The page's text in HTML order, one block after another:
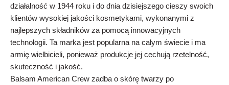
działalność w 1944 roku i do dnia dzisiejszego cieszy swoich
klientów wysokiej jakości kosmetykami, wykonanymi z
najlepszych składników za pomocą innowacyjnych
technologii. Ta marka jest popularna na całym świecie i ma
armię wielbicieli, ponieważ produkcje jej cechują rzetelność,
skuteczność i jakość.
Balsam American Crew zadba o skórę twarzy po